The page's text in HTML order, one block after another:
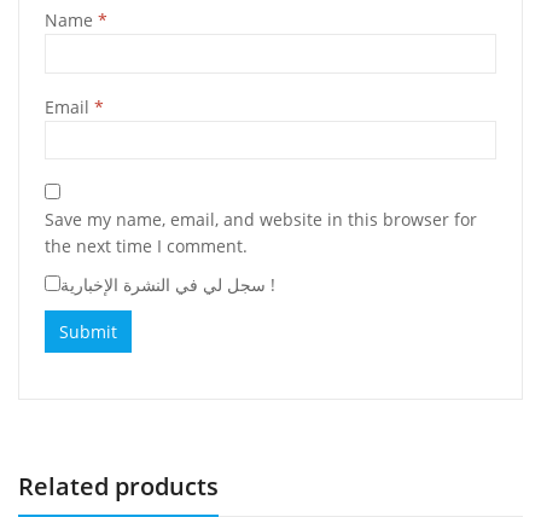
Name *
Email *
Save my name, email, and website in this browser for
the next time I comment.
سجل لي في النشرة الإخبارية !
Related products